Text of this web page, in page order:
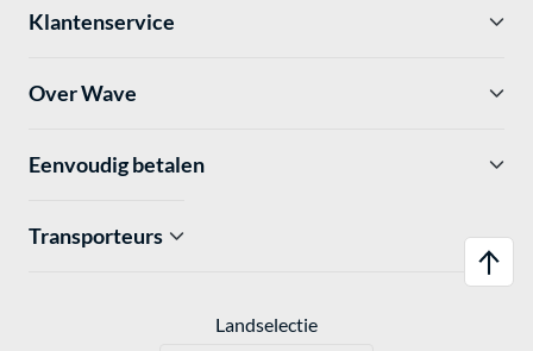
Klantenservice
Over Wave
Eenvoudig betalen
Transporteurs
Landselectie